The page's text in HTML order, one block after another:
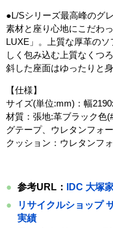
●L/Sシリーズ最高峰のグ
素材と座り心地にこだわ
LUXE」。上質な厚革の
しく包み込む上質なくつ
斜した座面はゆったりと
【仕様】
サイズ(単位:mm)：幅
材質：張地:革ブラック色
グテープ、ウレタンフォ
クッション：ウレタンフ
参考URL：
IDC 大塚
リサイクルショップ
実績